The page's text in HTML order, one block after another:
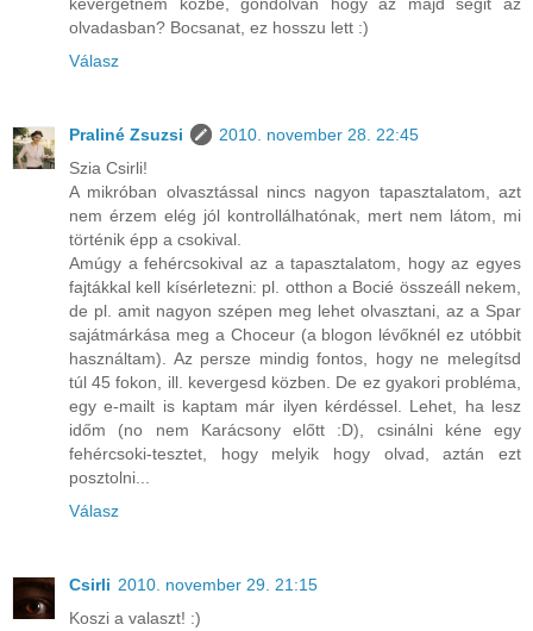
kevergetnem kozbe, gondolvan hogy az majd segit az
olvadasban? Bocsanat, ez hosszu lett :)
Válasz
Praliné Zsuzsi
2010. november 28. 22:45
Szia Csirli!
A mikróban olvasztással nincs nagyon tapasztalatom, azt
nem érzem elég jól kontrollálhatónak, mert nem látom, mi
történik épp a csokival.
Amúgy a fehércsokival az a tapasztalatom, hogy az egyes
fajtákkal kell kísérletezni: pl. otthon a Bocié összeáll nekem,
de pl. amit nagyon szépen meg lehet olvasztani, az a Spar
sajátmárkása meg a Choceur (a blogon lévőknél ez utóbbit
használtam). Az persze mindig fontos, hogy ne melegítsd
túl 45 fokon, ill. kevergesd közben. De ez gyakori probléma,
egy e-mailt is kaptam már ilyen kérdéssel. Lehet, ha lesz
időm (no nem Karácsony előtt :D), csinálni kéne egy
fehércsoki-tesztet, hogy melyik hogy olvad, aztán ezt
posztolni...
Válasz
Csirli 2010. november 29. 21:15
Koszi a valaszt! :)